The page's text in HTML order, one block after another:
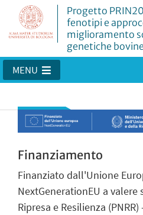
Progetto
fenotipi e
miglioramento
genetiche
MENU
Finanziamento
Finanziato dall'Unione
NextGenerationEU a
Ripresa e Resilienza